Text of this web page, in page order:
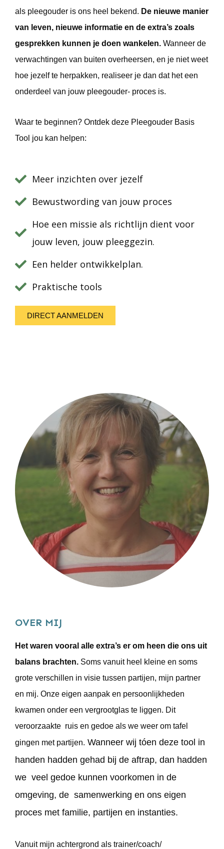
als pleegouder is ons heel bekend. De nieuwe manier
van leven, nieuwe informatie en de extra’s zoals
gesprekken kunnen je doen wankelen. Wanneer de
verwachtingen van buiten overheersen, en je niet weet
hoe jezelf te herpakken, realiseer je dan dat het een
onderdeel van jouw pleegouder- proces is.
Waar te beginnen? Ontdek deze Pleegouder Basis
Tool jou kan helpen:
Meer inzichten over jezelf
Bewustwording van jouw proces
Hoe een missie als richtlijn dient voor
jouw leven, jouw pleeggezin.
Een helder ontwikkelplan.
Praktische tools
DIRECT AANMELDEN
OVER MIJ
Het waren vooral alle extra’s er om heen die ons uit
balans brachten. Soms vanuit heel kleine en soms
grote verschillen in visie tussen partijen, mijn partner
en mij. Onze eigen aanpak en persoonlijkheden
kwamen onder een vergrootglas te liggen. Dit
veroorzaakte ruis en gedoe als we weer om tafel
gingen met partijen. Wanneer wij tóen deze tool in
handen hadden gehad bij de aftrap, dan hadden
we veel gedoe kunnen voorkomen in de
omgeving, de samenwerking en ons eigen
proces met familie, partijen en instanties.
Vanuit mijn achtergrond als trainer/coach/